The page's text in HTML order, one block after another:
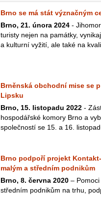
Brno se má stát význačným
Brno, 21. února 2024 -
turisty nejen na památky,
a kulturní vyžití, ale také na
Brněnská obchodní mise se
Lipsku
Brno, 15. listopadu 2022 -
hospodářské komory Brno a
společností se 15. a 16.
Brno podpoří projekt
malým a středním podnikům
Brno, 8. června 2020 –
středním podnikům na trhu,